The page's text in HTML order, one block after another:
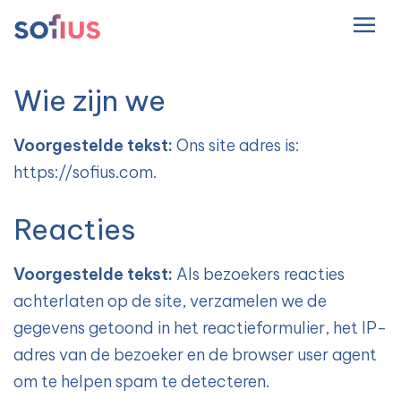
Hoofdnavigatie
Wie zijn we
Voorgestelde tekst: Ons site adres is:
https://sofius.com.
Reacties
Voorgestelde tekst: Als bezoekers reacties
achterlaten op de site, verzamelen we de
gegevens getoond in het reactieformulier, het IP-
adres van de bezoeker en de browser user agent
om te helpen spam te detecteren.